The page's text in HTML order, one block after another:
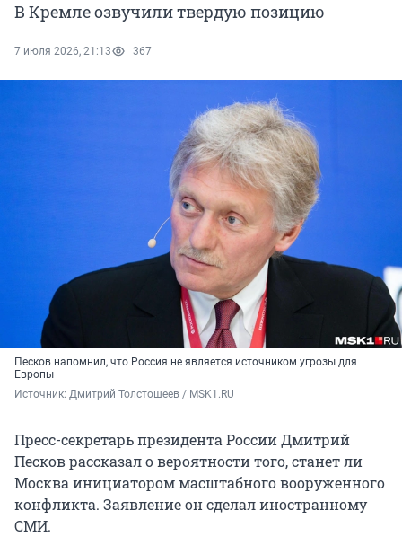
В Кремле озвучили твердую позицию
7 июля 2026, 21:13 367
Песков напомнил, что Россия не является источником угрозы для
Европы
Источник: Дмитрий Толстошеев / MSK1.RU
Пресс-секретарь президента России Дмитрий
Песков рассказал о вероятности того, станет ли
Москва инициатором масштабного вооруженного
конфликта. Заявление он сделал иностранному
СМИ.